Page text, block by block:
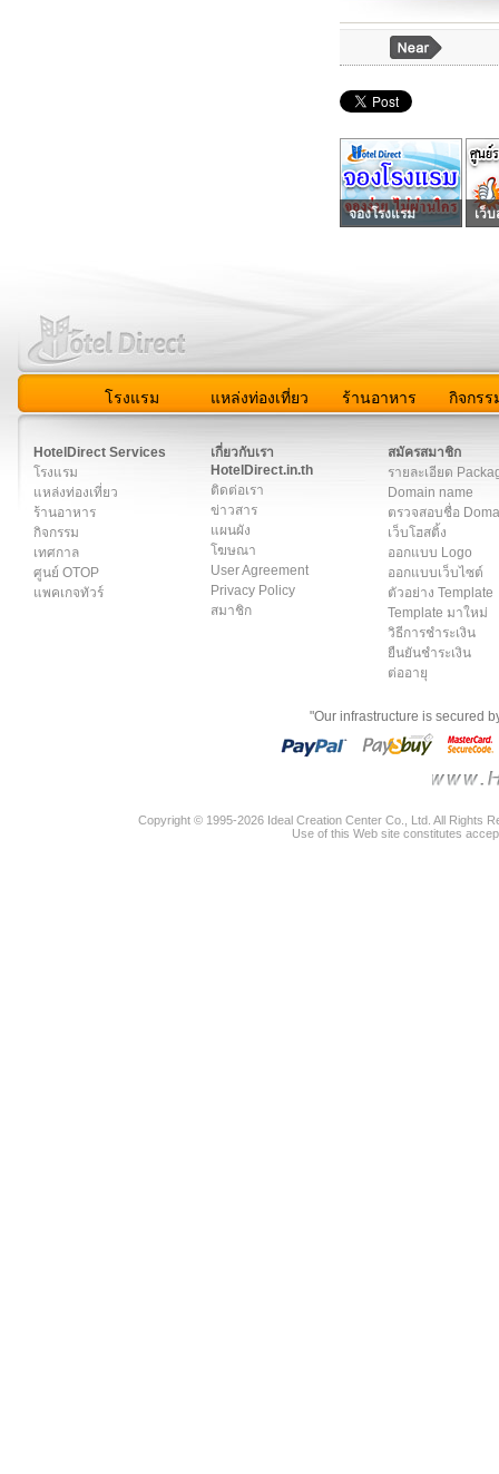
จองโรงแรม เว็
โรงแรม แหล่งท่องเที่ยว ร้านอาหาร กิจกรร
HotelDirect Services
โรงแรม
แหล่งท่องเที่ยว
ร้านอาหาร
กิจกรรม
เทศกาล
ศูนย์ OTOP
แพคเกจทัวร์
เกี่ยวกับเรา
HotelDirect.in.th
ติดต่อเรา
ข่าวสาร
แผนผัง
โฆษณา
User Agreement
Privacy Policy
สมาชิก
สมัครสมาชิก
รายละเอียด
Domain name
ตรวจสอบชื่อ
เว็บโฮสติ้ง
ออกแบบ Logo
ออกแบบเว็บไซต์
ตัวอย่าง Template
Template มาใหม่
วิธีการชำระเงิน
ยืนยันชำระเงิน
ต่ออายุ
"Our infrastructure is secured
Copyright © 1995-2026 Ideal Creation Center Co., Ltd. All Rights
Use of this Web site constitutes